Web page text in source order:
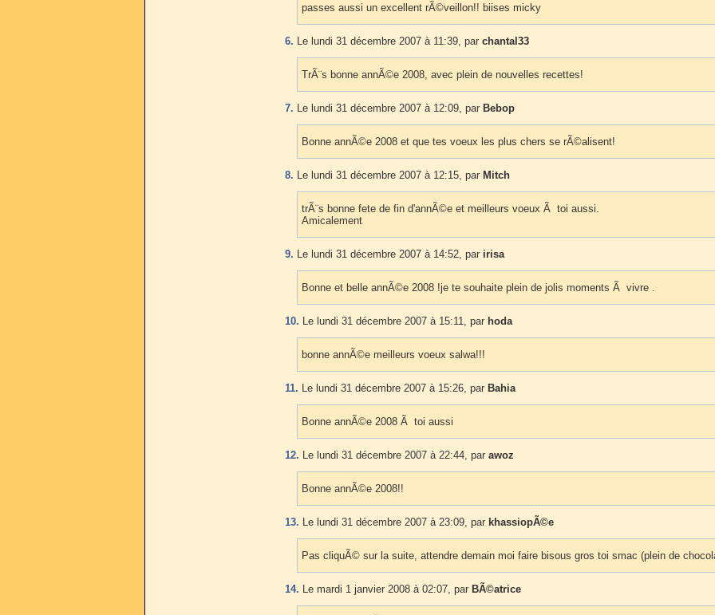
passes aussi un excellent rÃ©veillon!! biises micky
6. Le lundi 31 décembre 2007 à 11:39, par chantal33
TrÃ¨s bonne annÃ©e 2008, avec plein de nouvelles recettes!
7. Le lundi 31 décembre 2007 à 12:09, par Bebop
Bonne annÃ©e 2008 et que tes voeux les plus chers se rÃ©alisent!
8. Le lundi 31 décembre 2007 à 12:15, par Mitch
trÃ¨s bonne fete de fin d'annÃ©e et meilleurs voeux Ã toi aussi.
Amicalement
9. Le lundi 31 décembre 2007 à 14:52, par irisa
Bonne et belle annÃ©e 2008 !je te souhaite plein de jolis moments Ã vivre .
10. Le lundi 31 décembre 2007 à 15:11, par hoda
bonne annÃ©e meilleurs voeux salwa!!!
11. Le lundi 31 décembre 2007 à 15:26, par Bahia
Bonne annÃ©e 2008 Ã toi aussi
12. Le lundi 31 décembre 2007 à 22:44, par awoz
Bonne annÃ©e 2008!!
13. Le lundi 31 décembre 2007 à 23:09, par khassiopÃ©e
Pas cliquÃ© sur la suite, attendre demain moi faire bisous gros toi smac (plein de
14. Le mardi 1 janvier 2008 à 02:07, par BÃ©atrice